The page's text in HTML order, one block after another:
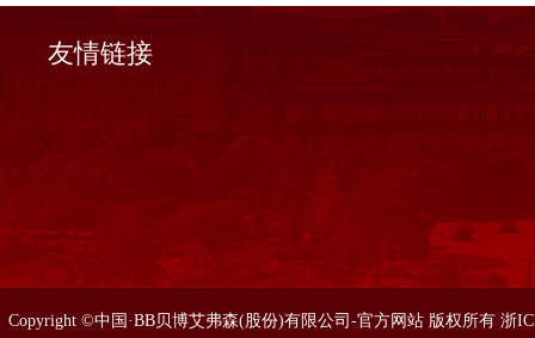
友情链接
Copyright ©中国·BB贝博艾弗森(股份)有限公司-官方网站 版权所有 浙